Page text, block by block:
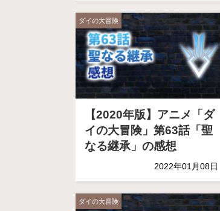
ダイの大冒険
【2020年版】アニメ「ダ
イの大冒険」第63話「聖
なる継承」の感想
2022年01月08日
ダイの大冒険